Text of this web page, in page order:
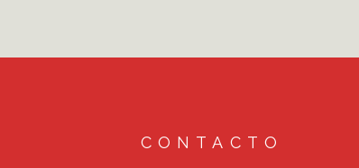
CONTACTO